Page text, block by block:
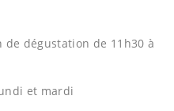
dégustation de 11h30 à
et mardi